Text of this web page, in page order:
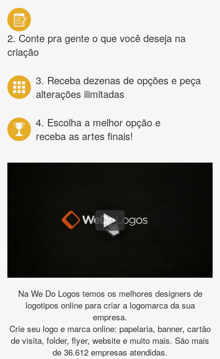
2. Conte pra gente o que você deseja na
criação
3. Receba dezenas de opções e peça
alterações ilimitadas
4. Escolha a melhor opção e
receba as artes finais!
Na We Do Logos temos os melhores designers de
logotipos online para criar a logomarca da sua
empresa.
Crie seu logo e marca online: papelaria, banner, cartão
de visita, folder, flyer, website e muito mais. São mais
de 36.612 empresas atendidas.